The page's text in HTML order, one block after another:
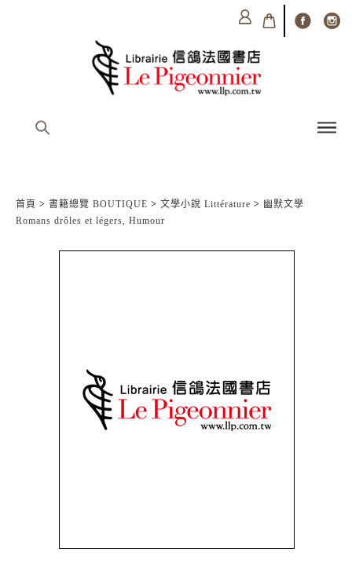
首頁 > 書籍總覽 BOUTIQUE > 文學小說 Littérature > 幽默文學
Romans drôles et légers, Humour